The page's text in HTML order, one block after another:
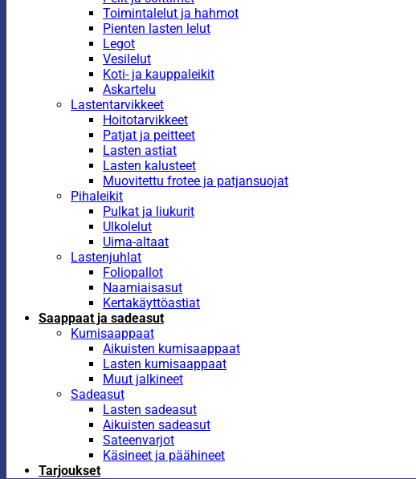
Toimintalelut ja hahmot
Pienten lasten lelut
Legot
Vesilelut
Koti- ja kauppaleikit
Askartelu
Lastentarvikkeet
Hoitotarvikkeet
Patjat ja peitteet
Lasten astiat
Lasten kalusteet
Muovitettu frotee ja patjansuojat
Pihaleikit
Pulkat ja liukurit
Ulkolelut
Uima-altaat
Lastenjuhlat
Foliopallot
Naamiaisasut
Kertakäyttöastiat
Saappaat ja sadeasut
Kumisaappaat
Aikuisten kumisaappaat
Lasten kumisaappaat
Muut jalkineet
Sadeasut
Lasten sadeasut
Aikuisten sadeasut
Sateenvarjot
Käsineet ja päähineet
Tarjoukset